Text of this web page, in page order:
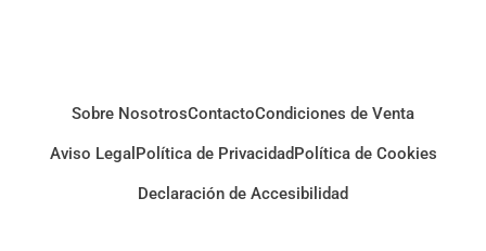
Sobre NosotrosContactoCondiciones de Venta
Aviso Legal Política de Privacidad Política de Cookies
Declaración de Accesibilidad